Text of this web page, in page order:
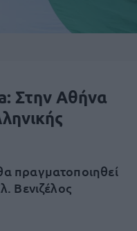
Στην Αθήνα
πραγματοποιηθεί
Βενιζέλος